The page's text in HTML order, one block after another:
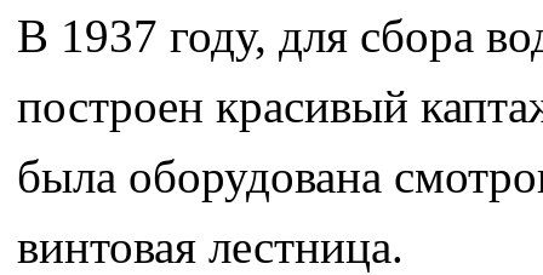
В 1937 году, для сбора
построен красивый
была оборудована
винтовая лестница.